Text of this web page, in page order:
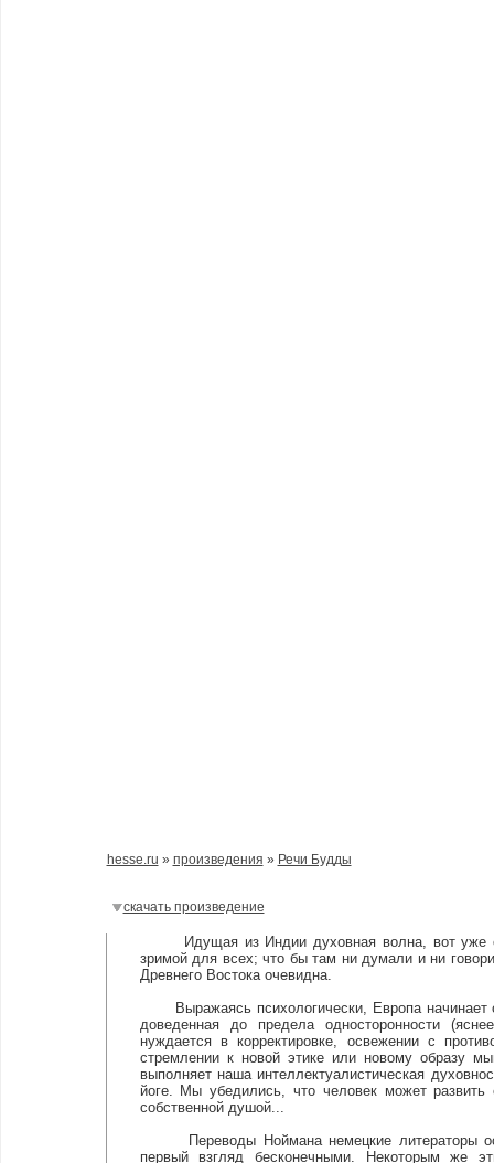
hesse.ru » произведения » Речи Будды
скачать произведение
Идущая из Индии духовная волна, вот уже
зримой для всех; что бы там ни думали и ни
Древнего Востока очевидна.
Выражаясь психологически, Европа начинает
доведенная до предела односторонности
нуждается в корректировке, освежении с
стремлении к новой этике или новому образу
выполняет наша интеллектуалистическая
йоге. Мы убедились, что человек может
собственной душой...
Переводы Ноймана немецкие литераторы
первый взгляд бесконечными. Некоторым же